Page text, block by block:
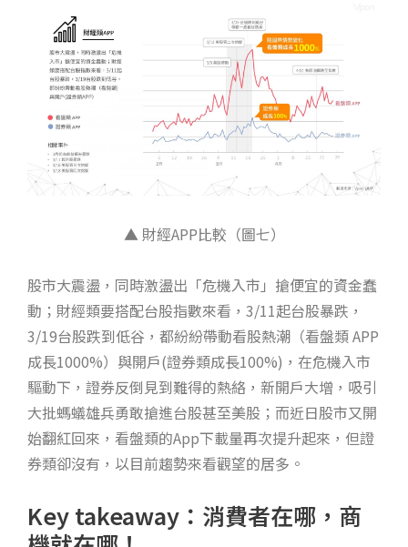
▲ 財經APP比較（圖七）
股市大震盪，同時激盪出「危機入市」搶便宜的資金蠢
動；財經類要搭配台股指數來看，3/11起台股暴跌，
3/19台股跌到低谷，都紛紛帶動看股熱潮（看盤類 APP
成長1000%）與開戶(證券類成長100%)，在危機入市
驅動下，證券反倒見到難得的熱絡，新開戶大增，吸引
大批螞蟻雄兵勇敢搶進台股甚至美股；而近日股市又開
始翻紅回來，看盤類的App下載量再次提升起來，但證
券類卻沒有，以目前趨勢來看觀望的居多。
Key takeaway：消費者在哪，商